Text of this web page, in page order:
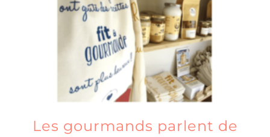
Les gourmands parlent de